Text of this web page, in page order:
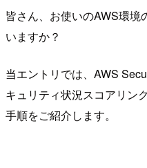
皆さん、お使いのAWS環境
いますか？
当エントリでは、AWS
キュリティ状況スコアリン
手順をご紹介します。